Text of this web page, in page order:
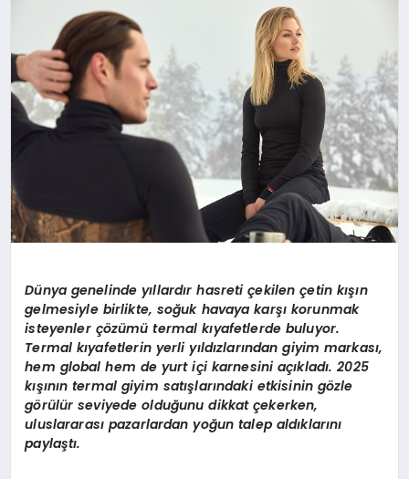
MAGAZIN
DIĞER
Dünya genelinde yıllardır hasreti çekilen çetin kışın
gelmesiyle birlikte, soğuk havaya karşı korunmak
isteyenler çözümütermal kıyafetlerde buluyor.
Termal kıyafetlerin yerli yıldızlarından giyim markası,
hem global hem de yurt içi karnesini açıkladı. 2025
kışının termal giyim satışlarındaki etkisinin gözle
görülür seviyede olduğunu dikkat çekerken,
uluslararası pazarlardan yoğun talep aldıklarını
paylaştı.